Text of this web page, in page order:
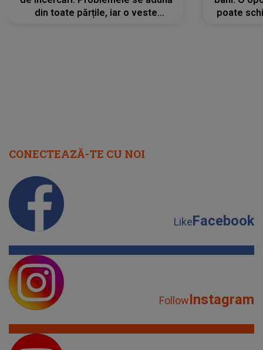
din toate părțile, iar o veste
poate
CONECTEAZĂ-TE CU NOI
LikeFacebook
FollowInstagram